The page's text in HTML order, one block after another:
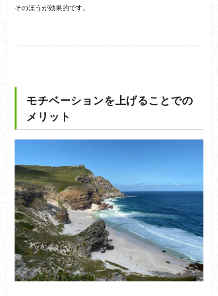
そのほうが効果的です。
モチベーションを上げることでの
メリット